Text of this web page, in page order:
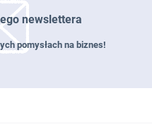
newslettera
pomysłach na biznes!